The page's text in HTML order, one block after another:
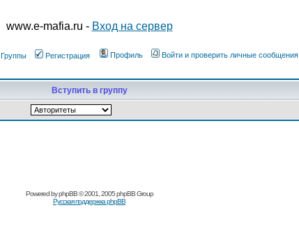
www.e-mafia.ru - Вход на сервер
Группы Регистрация Профиль Войти и проверить личные сообщения
Вступить в группу
Powered byphpBB© 2001, 2005 phpBB Group
Русская поддержка phpBB